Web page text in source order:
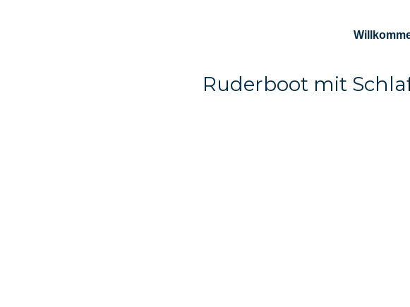
Ruderboot mit